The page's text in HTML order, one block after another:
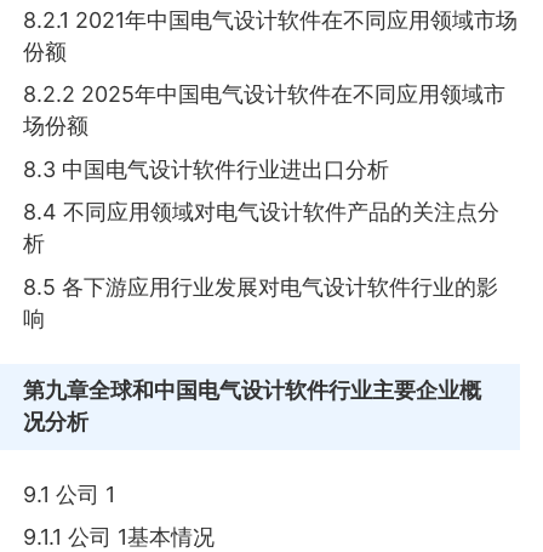
8.2.1 2021年中国电气设计软件在不同应用领域市场
份额
8.2.2 2025年中国电气设计软件在不同应用领域市
场份额
8.3 中国电气设计软件行业进出口分析
8.4 不同应用领域对电气设计软件产品的关注点分
析
8.5 各下游应用行业发展对电气设计软件行业的影
响
第九章全球和中国电气设计软件行业主要企业概
况分析
9.1 公司 1
9.1.1 公司 1基本情况